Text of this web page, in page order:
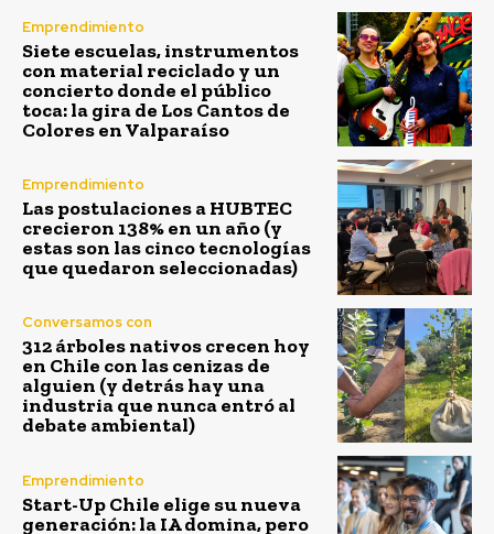
Emprendimiento
Siete escuelas, instrumentos
con material reciclado y un
concierto donde el público
toca: la gira de Los Cantos de
Colores en Valparaíso
Emprendimiento
Las postulaciones a HUBTEC
crecieron 138% en un año (y
estas son las cinco tecnologías
que quedaron seleccionadas)
Conversamos con
312 árboles nativos crecen hoy
en Chile con las cenizas de
alguien (y detrás hay una
industria que nunca entró al
debate ambiental)
Emprendimiento
Start-Up Chile elige su nueva
generación: la IA domina, pero